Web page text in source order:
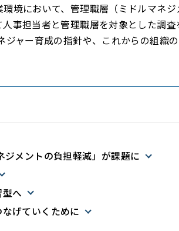
境において、管理職層（ミドルマネジ
事担当者と管理職層を対象とした調査
ャー育成の指針や、これからの組織
ジメントの負担軽減」が課題に
へ
げていくために